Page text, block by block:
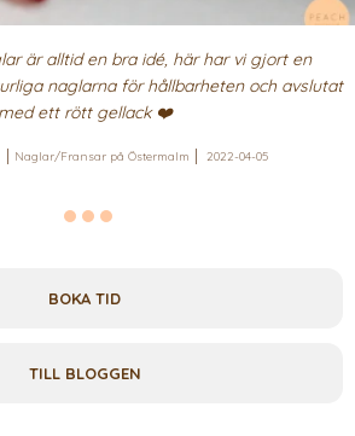
är alltid en bra idé, här har vi gjort en
naglarna för hållbarheten och avslutat
med ett rött gellack ❤️
Naglar/Fransar på Östermalm 2022-04-05
BOKA TID
TILL BLOGGEN